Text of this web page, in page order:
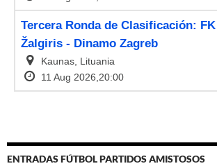
ENTRADAS FÚTBOL PARTIDOS AMISTOSOS